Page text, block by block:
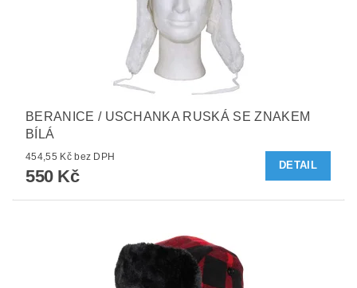
BERANICE / USCHANKA RUSKÁ SE ZNAKEM
BÍLÁ
454,55 Kč bez DPH
550 Kč
DETAIL